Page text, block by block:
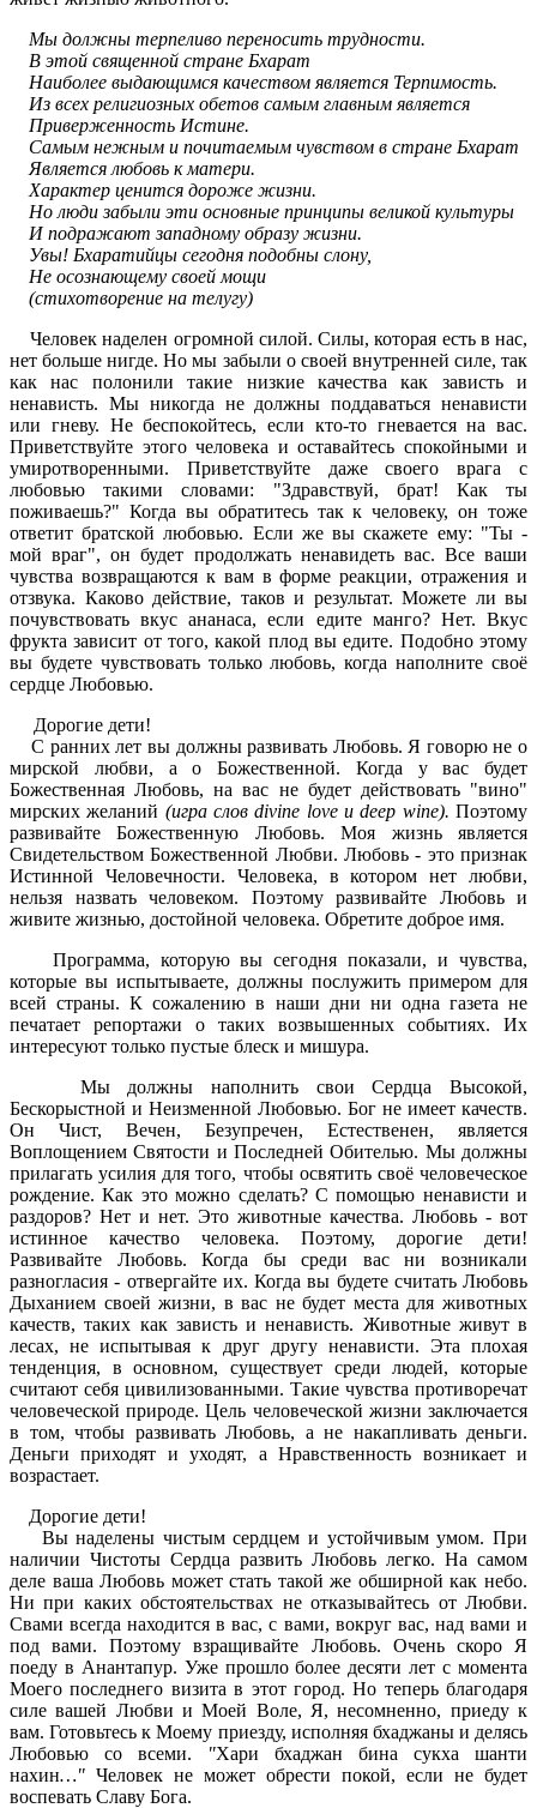
Мы должны терпеливо переносить трудности.
В этой священной стране Бхарат
Наиболее выдающимся качеством является Терпимость.
Из всех религиозных обетов самым главным является
Приверженность Истине.
Самым нежным и почитаемым чувством в стране Бхарат
Является любовь к матери.
Характер ценится дороже жизни.
Но люди забыли эти основные принципы великой культуры
И подражают западному образу жизни.
Увы! Бхаратийцы сегодня подобны слону,
Не осознающему своей мощи
(стихотворение на телугу)
Человек наделен огромной силой. Силы, которая есть в нас,
нет больше нигде. Но мы забыли о своей внутренней силе, так
как нас полонили такие низкие качества как зависть и
ненависть. Мы никогда не должны поддаваться ненависти
или гневу. Не беспокойтесь, если кто-то гневается на вас.
Приветствуйте этого человека и оставайтесь спокойными и
умиротворенными. Приветствуйте даже своего врага с
любовью такими словами: "Здравствуй, брат! Как ты
поживаешь?" Когда вы обратитесь так к человеку, он тоже
ответит братской любовью. Если же вы скажете ему: "Ты -
мой враг", он будет продолжать ненавидеть вас. Все ваши
чувства возвращаются к вам в форме реакции, отражения и
отзвука. Каково действие, таков и результат. Можете ли вы
почувствовать вкус ананаса, если едите манго? Нет. Вкус
фрукта зависит от того, какой плод вы едите. Подобно этому
вы будете чувствовать только любовь, когда наполните своё
сердце Любовью.
Дорогие дети!
С ранних лет вы должны развивать Любовь. Я говорю не о
мирской любви, а о Божественной. Когда у вас будет
Божественная Любовь, на вас не будет действовать "вино"
мирских желаний (игра слов divine love и deep wine). Поэтому
развивайте Божественную Любовь. Моя жизнь является
Свидетельством Божественной Любви. Любовь - это признак
Истинной Человечности. Человека, в котором нет любви,
нельзя назвать человеком. Поэтому развивайте Любовь и
живите жизнью, достойной человека. Обретите доброе имя.
Программа, которую вы сегодня показали, и чувства,
которые вы испытываете, должны послужить примером для
всей страны. К сожалению в наши дни ни одна газета не
печатает репортажи о таких возвышенных событиях. Их
интересуют только пустые блеск и мишура.
Мы должны наполнить свои Сердца Высокой,
Бескорыстной и Неизменной Любовью. Бог не имеет качеств.
Он Чист, Вечен, Безупречен, Естественен, является
Воплощением Святости и Последней Обителью. Мы должны
прилагать усилия для того, чтобы освятить своё человеческое
рождение. Как это можно сделать? С помощью ненависти и
раздоров? Нет и нет. Это животные качества. Любовь - вот
истинное качество человека. Поэтому, дорогие дети!
Развивайте Любовь. Когда бы среди вас ни возникали
разногласия - отвергайте их. Когда вы будете считать Любовь
Дыханием своей жизни, в вас не будет места для животных
качеств, таких как зависть и ненависть. Животные живут в
лесах, не испытывая к друг другу ненависти. Эта плохая
тенденция, в основном, существует среди людей, которые
считают себя цивилизованными. Такие чувства противоречат
человеческой природе. Цель человеческой жизни заключается
в том, чтобы развивать Любовь, а не накапливать деньги.
Деньги приходят и уходят, а Нравственность возникает и
возрастает.
Дорогие дети!
Вы наделены чистым сердцем и устойчивым умом. При
наличии Чистоты Сердца развить Любовь легко. На самом
деле ваша Любовь может стать такой же обширной как небо.
Ни при каких обстоятельствах не отказывайтесь от Любви.
Свами всегда находится в вас, с вами, вокруг вас, над вами и
под вами. Поэтому взращивайте Любовь. Очень скоро Я
поеду в Анантапур. Уже прошло более десяти лет с момента
Моего последнего визита в этот город. Но теперь благодаря
силе вашей Любви и Моей Воле, Я, несомненно, приеду к
вам. Готовьтесь к Моему приезду, исполняя бхаджаны и делясь
Любовью со всеми.
"Хари бхаджан бина сукха шанти
нахин…" Человек не может обрести покой, если не будет
воспевать Славу Бога.